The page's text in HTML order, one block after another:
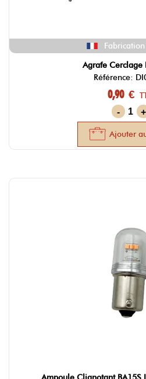
Agrafe Cerclage
Référence:
0,90 €
-
+
Ajouter